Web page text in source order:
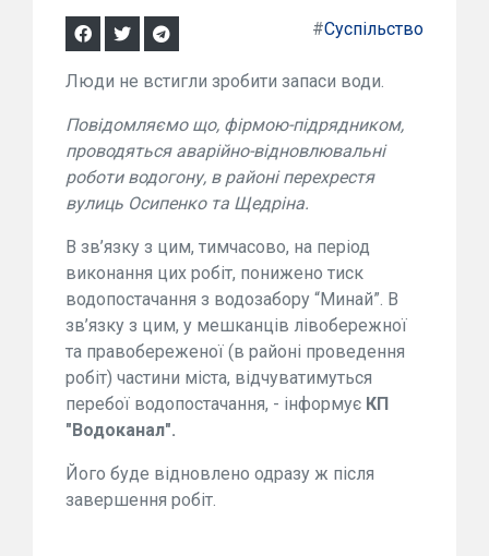
#Суспільство
Люди не встигли зробити запаси води.
Повідомляємо що, фірмою-підрядником,
проводяться аварійно-відновлювальні
роботи водогону, в районі перехрестя
вулиць Осипенко та Щедріна.
В зв’язку з цим, тимчасово, на період
виконання цих робіт, понижено тиск
водопостачання з водозабору “Минай”. В
зв’язку з цим, у мешканців лівобережної
та правобереженої (в районі проведення
робіт) частини міста, відчуватимуться
перебої водопостачання, - інформує КП
"Водоканал".
Його буде відновлено одразу ж після
завершення робіт.